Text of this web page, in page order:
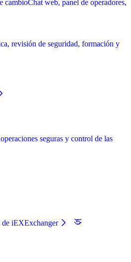
cambioChat web, panel de operadores,
revisión de seguridad, formación y
seguras y control de las
de iEXExchanger